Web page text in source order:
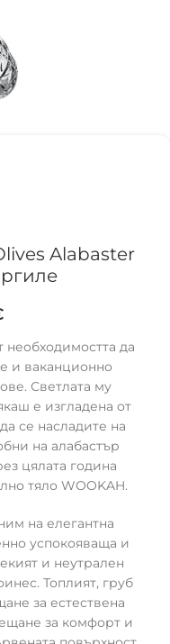
Alabaster
необходимостта да
и ваканционно
Светлата му
е изгладена от
се насладите на
на алабастър
цялата година
тяло WOOKAH.
на елегантна
успокояваща и
и неутрален
Топлият, груб
за естествена
за комфорт и